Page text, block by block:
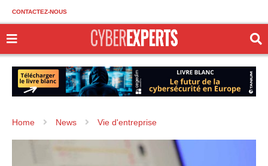
CONTACTEZ-NOUS
Home News Vie d'entreprise